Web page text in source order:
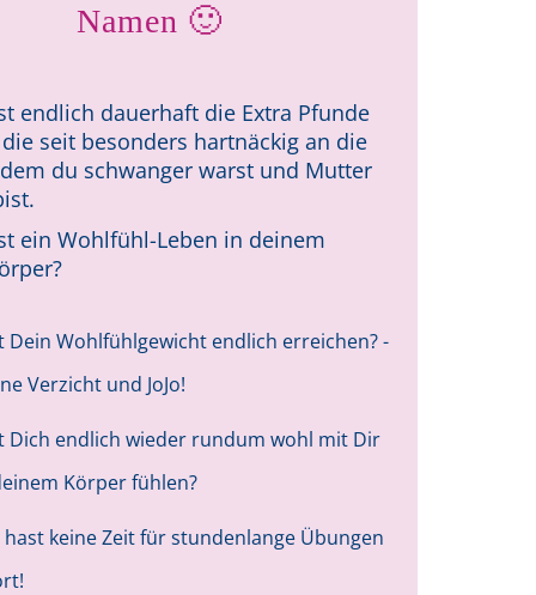
Namen 🙂
endlich dauerhaft die Extra Pfunde
seit besonders hartnäckig an die
du schwanger warst und Mutter
ein Wohlfühl-Leben in deinem
Körper?
Dein Wohlfühlgewicht endlich erreichen? -
Verzicht und JoJo!
Dich endlich wieder rundum wohl mit Dir
Körper fühlen?
keine Zeit für stundenlange Übungen